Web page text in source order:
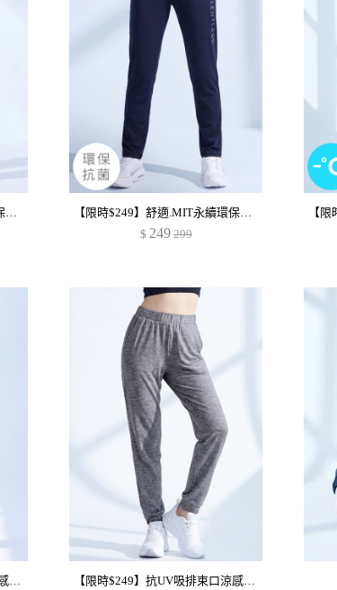
【限時$249】舒適.MIT永續環保材質-抗UV吸排抗菌文字印花長褲
【限時$249】舒適.MIT永續環保材質-抗UV吸排抗菌文字印花長褲
$ 249 299
【限時$249】抗UV吸排束口涼感長褲
【限時$249】抗UV吸排束口涼感長褲